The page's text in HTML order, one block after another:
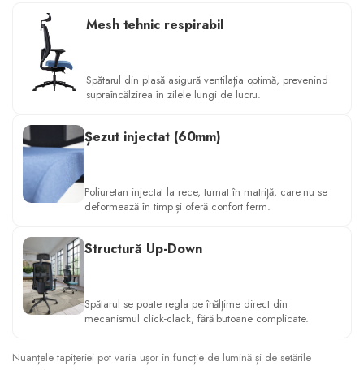
Mesh tehnic respirabil
Spătarul din plasă asigură ventilația optimă, prevenind
supraîncălzirea în zilele lungi de lucru.
Șezut injectat (60mm)
Poliuretan injectat la rece, turnat în matriță, care nu se
deformează în timp și oferă confort ferm.
Structură Up-Down
Spătarul se poate regla pe înălțime direct din
mecanismul click-clack, fără butoane complicate.
Nuanțele tapițeriei pot varia ușor în funcție de lumină și de setările